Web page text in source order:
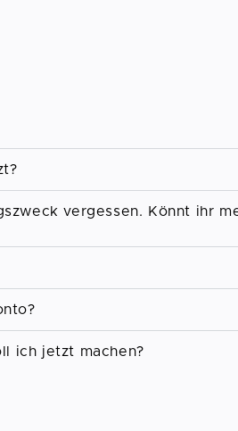
vergessen. Könnt ihr
ich jetzt machen?